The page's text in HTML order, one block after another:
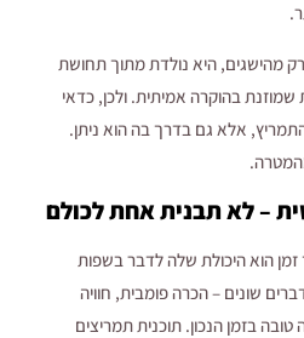
מהישגים, היא נולדת מתוך תחושת
שמוזנת בהוקרה אמיתית. ולכן, כדאי
אלא גם בדרך בה הוא ניתן.
– לא תבנית אחת לכולם
הוא היכולת שלה לדבר בשפות
שונים – הכרה פומבית, חוויה
בזמן הנכון. תוכנית תמריצים